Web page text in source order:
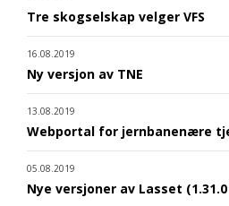
Tre skogselskap velger VFS
16.08.2019
Ny versjon av TNE
13.08.2019
Webportal for jernbanenære
05.08.2019
Nye versjoner av Lasset (1.31.0